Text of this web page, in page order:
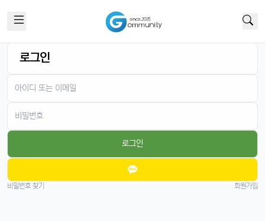
로그인
로그인
비밀번호 찾기 회원가입